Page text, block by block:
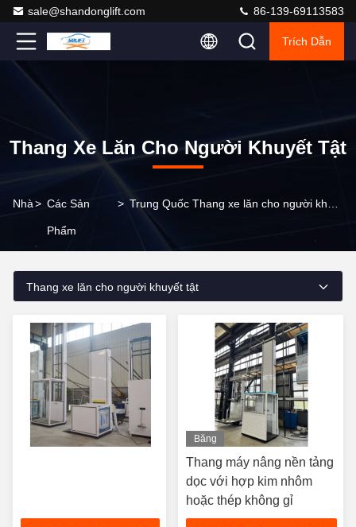
sale@shandonglift.com 86-139-69113583
Trích Dẫn
Thang Xe Lăn Cho Người Khuyết Tật
Nhà> Các Sản
Phẩm
>
Thang xe lăn cho người khuyết tật
Băng
hình
Thang máy nâng nền tảng
dọc với hợp kim nhôm
hoặc thép không gỉ